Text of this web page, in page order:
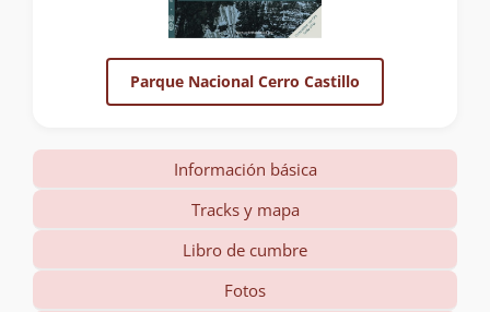
Parque Nacional Cerro Castillo
Información básica
Tracks y mapa
Libro de cumbre
Fotos